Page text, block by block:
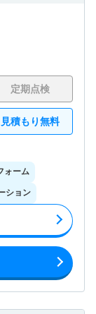
定期点検
見積もり無料
ォーム
ション